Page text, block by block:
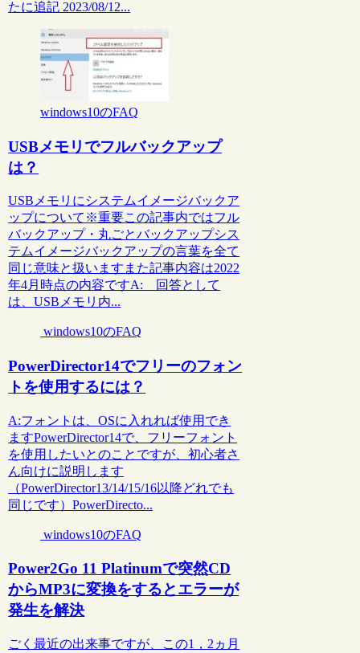
たに追記 2023/08/12...
windows10のFAQ
USBメモリでフルバックアップ
は？
USBメモリにシステムイメージバックア
ップについて※重要この記事内ではフル
バックアップ・丸ごとバックアップシス
テムイメージバックアップの言葉を全て
同じ意味と扱いますまた記事内容は2022
年4月時点の内容ですA: 回答として
は、USBメモリ内...
windows10のFAQ
PowerDirector14でフリーのフォン
トを使用するには？
A:フォントは、OSに入れれば使用でき
ますPowerDirector14で、フリーフォント
を使用したいとのことですが、初心者さ
ん向けに説明します
（PowerDirector13/14/15/16以降どれでも
同じです）PowerDirecto...
windows10のFAQ
Power2Go 11 Platinumで突然CD
からMP3に変換をするとエラーが
発生を解決
ごく最近の出来事ですが、この1，2ヵ月